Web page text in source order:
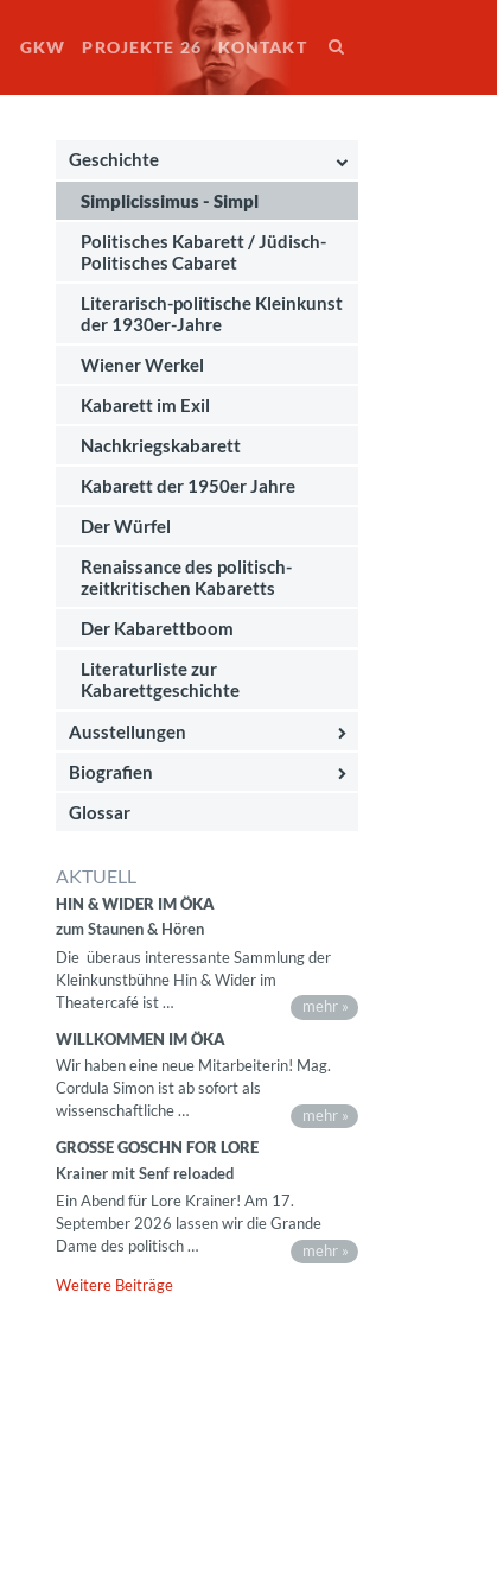
GKW PROJEKTE 26 KONTAKT
Geschichte
Simplicissimus - Simpl
Politisches Kabarett / Jüdisch-
Politisches Cabaret
Literarisch-politische Kleinkunst
der 1930er-Jahre
Wiener Werkel
Kabarett im Exil
Nachkriegskabarett
Kabarett der 1950er Jahre
Der Würfel
Renaissance des politisch-
zeitkritischen Kabaretts
Der Kabarettboom
Literaturliste zur
Kabarettgeschichte
Ausstellungen
Biografien
Glossar
AKTUELL
HIN & WIDER IM ÖKA
zum Staunen & Hören
Die überaus interessante Sammlung der
Kleinkunstbühne Hin & Wider im
Theatercafé ist …
mehr »
WILLKOMMEN IM ÖKA
Wir haben eine neue Mitarbeiterin! Mag.
Cordula Simon ist ab sofort als
wissenschaftliche …
mehr »
GROSSE GOSCHN FOR LORE
Krainer mit Senf reloaded
Ein Abend für Lore Krainer! Am 17.
September 2026 lassen wir die Grande
Dame des politisch …
mehr »
Weitere Beiträge